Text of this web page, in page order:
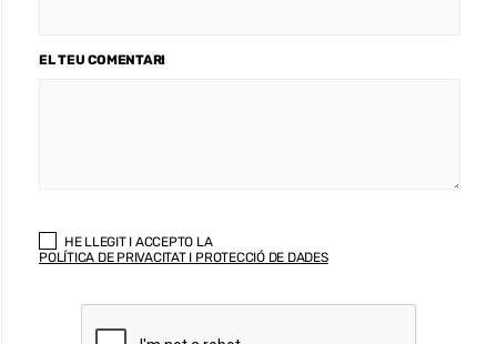
EL TEU COMENTARI
HE LLEGIT I ACCEPTO LA
POLÍTICA DE PRIVACITAT I PROTECCIÓ DE DADES